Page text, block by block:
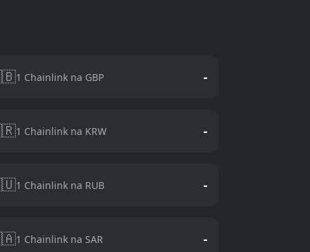
1 Chainlink na GBP -
1 Chainlink na KRW -
1 Chainlink na RUB -
1 Chainlink na SAR -